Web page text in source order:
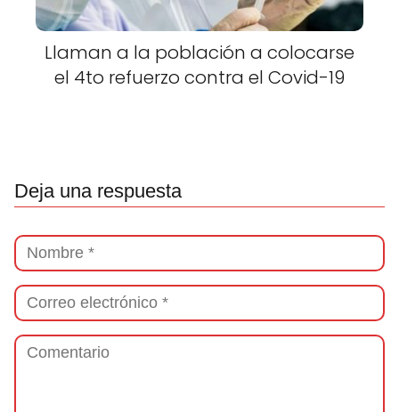
Llaman a la población a colocarse
el 4to refuerzo contra el Covid-19
Deja una respuesta